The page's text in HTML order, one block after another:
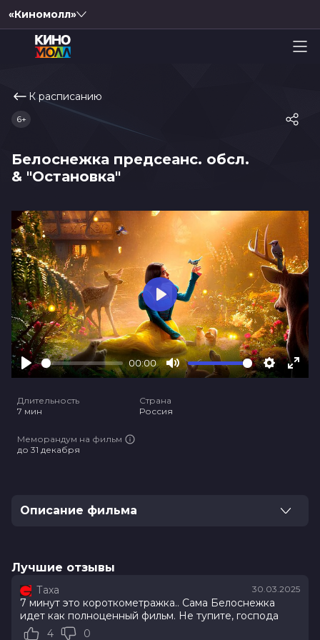
«Киномолл»
К расписанию
Белоснежка предсеанс. обсл.
& "Остановка"
6+
Play
00:00
Mute Settings
Play
Длительность
7 мин
Страна
Россия
Меморандум на фильм
до 31 декабря
Описание фильма
затем сеанс фильма – «Остановка». Художественные
"Киноклуб", арендующего залы кинотеатра. Продажа
доступна только онлайн.
На загородной автобусной остановке сидит пожилая
Лучшие отзывы
Таха 30.03.2025
7 минут это короткометражка.. Сама Белоснежка
идет как полноценный фильм. Не тупите, господа
4
0